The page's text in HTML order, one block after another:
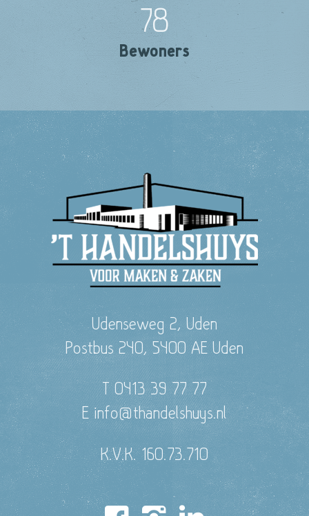
78
Bewoners
Udenseweg 2, Uden
Postbus 240, 5400 AE Uden
T 0413 39 77 77
E info@thandelshuys.nl
K.V.K. 160.73.710